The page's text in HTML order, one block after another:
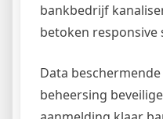
bankbedrijf
betoken responsive
Data
beheersing